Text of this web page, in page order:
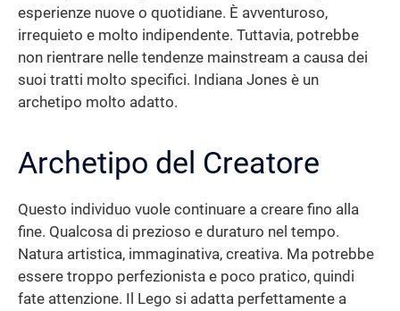
esperienze nuove o quotidiane. È avventuroso,
irrequieto e molto indipendente. Tuttavia, potrebbe
non rientrare nelle tendenze mainstream a causa dei
suoi tratti molto specifici. Indiana Jones è un
archetipo molto adatto.
Archetipo del Creatore
Questo individuo vuole continuare a creare fino alla
fine. Qualcosa di prezioso e duraturo nel tempo.
Natura artistica, immaginativa, creativa. Ma potrebbe
essere troppo perfezionista e poco pratico, quindi
fate attenzione. Il Lego si adatta perfettamente a